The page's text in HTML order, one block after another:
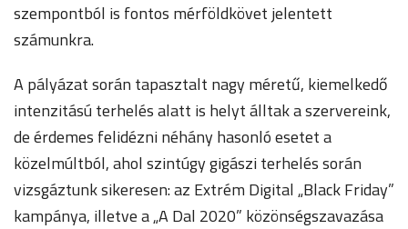
szempontból is fontos mérföldkövet jelentett
számunkra.
A pályázat során tapasztalt nagy méretű, kiemelkedő
intenzitású terhelés alatt is helyt álltak a szervereink,
de érdemes felidézni néhány hasonló esetet a
közelmúltból, ahol szintúgy gigászi terhelés során
vizsgáztunk sikeresen: az Extrém Digital „Black Friday”
kampánya, illetve a „A Dal 2020” közönségszavazása